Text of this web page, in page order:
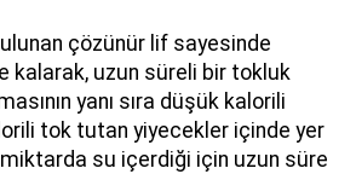
çözünür lif sayesinde
kalarak, uzun süreli bir tokluk
yanı sıra düşük kalorili
tok tutan yiyecekler içinde yer
miktarda su içerdiği için uzun süre